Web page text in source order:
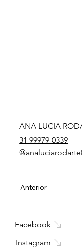
ANA LUCIA
31 99979-0339
Anterior
Facebook
Instagram